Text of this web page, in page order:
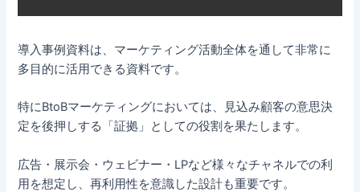
導入事例資料は、マーケティング活動全体を通して非常に
多目的に活用できる資料です。
特にBtoBマーケティングにおいては、見込み顧客の意思決
定を後押しする「証拠」としての役割を果たします。
広告・展示会・ウェビナー・LPなど様々なチャネルでの利
用を想定し、再利用性を意識した設計も重要です。